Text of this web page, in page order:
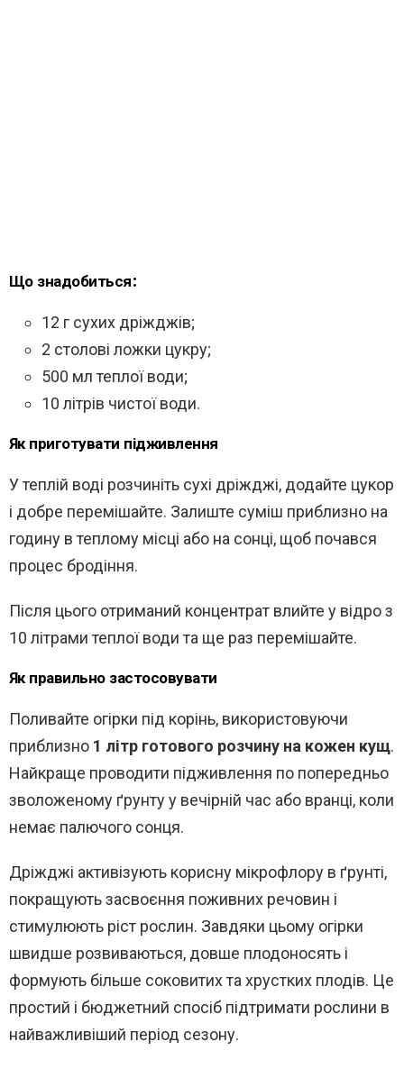
Що знадобиться:
12 г сухих дріжджів;
2 столові ложки цукру;
500 мл теплої води;
10 літрів чистої води.
Як приготувати підживлення
У теплій воді розчиніть сухі дріжджі, додайте цукор
і добре перемішайте. Залиште суміш приблизно на
годину в теплому місці або на сонці, щоб почався
процес бродіння.
Після цього отриманий концентрат влийте у відро з
10 літрами теплої води та ще раз перемішайте.
Як правильно застосовувати
Поливайте огірки під корінь, використовуючи
приблизно 1 літр готового розчину на кожен кущ.
Найкраще проводити підживлення по попередньо
зволоженому ґрунту у вечірній час або вранці, коли
немає палючого сонця.
Дріжджі активізують корисну мікрофлору в ґрунті,
покращують засвоєння поживних речовин і
стимулюють ріст рослин. Завдяки цьому огірки
швидше розвиваються, довше плодоносять і
формують більше соковитих та хрустких плодів. Це
простий і бюджетний спосіб підтримати рослини в
найважливіший період сезону.